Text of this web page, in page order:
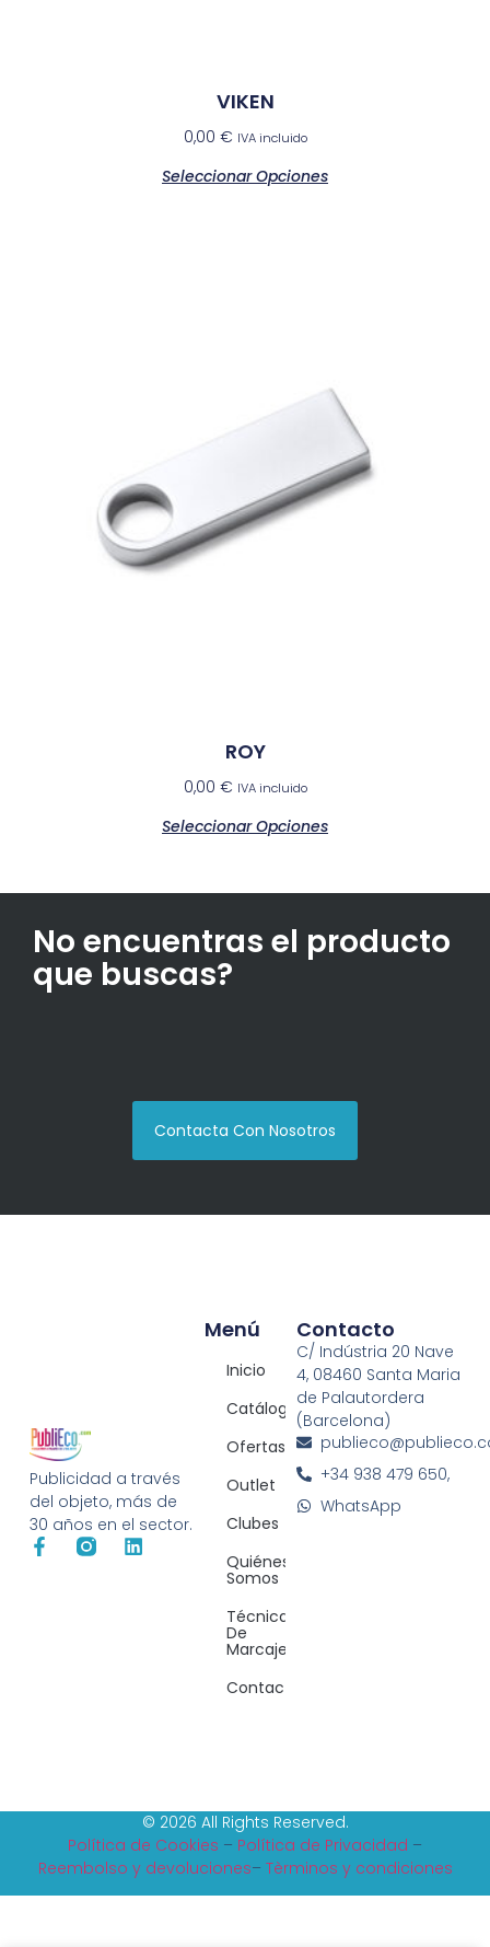
VIKEN
0,00 € IVA incluido
Seleccionar Opciones
ROY
0,00 € IVA incluido
Seleccionar Opciones
No encuentras el producto
que buscas?
Contacta Con Nosotros
Publicidad a través
del objeto, más de
30 años en el sector.
Menú
Inicio
Catálogos
Ofertas
Outlet
Clubes
Quiénes
Somos
Técnicas
De
Marcaje
Contacto
Contacto
C/ Indústria 20 Nave
4, 08460 Santa Maria
de Palautordera
(Barcelona)
+34 938 479 650,
WhatsApp
© 2026 All Rights Reserved.
Política de Cookies – Política de Privacidad –
Reembolso y devoluciones– Tèrminos y condiciones